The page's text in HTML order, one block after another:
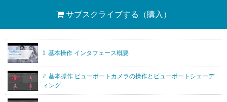
サブスクライブする （購入）
1. 基本操作 インタフェース概要
2. 基本操作 ビューポートカメラの操作とビューポートシェーデ
ィング